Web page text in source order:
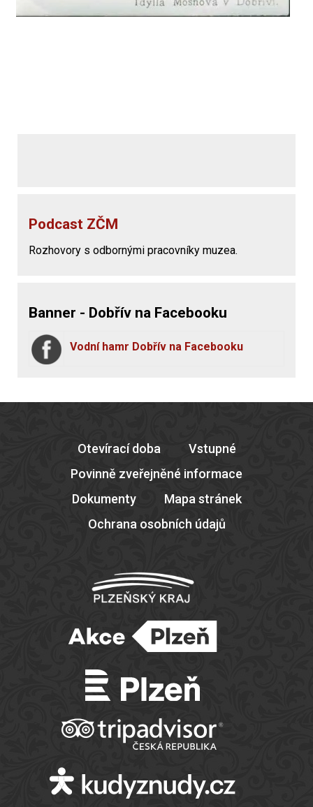
Podcast ZČM
Rozhovory s odbornými pracovníky muzea.
Banner - Dobřív na Facebooku
Vodní hamr Dobřív na Facebooku
Otevírací doba
Vstupné
Povinně zveřejněné informace
Dokumenty
Mapa stránek
Ochrana osobních údajů